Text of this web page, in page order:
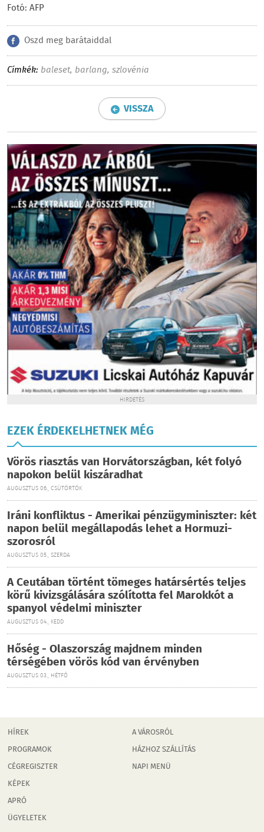
Fotó: AFP
Oszd meg barátaiddal
Címkék: baleset, barlang, szlovénia
VISSZA
HIRDETÉS
EZEK ÉRDEKELHETNEK MÉG
Vörös riasztás van Horvátországban, két folyó
napokon belül kiszáradhat
AUGUSZTUS 06., CSÜTÖRTÖK
Iráni konfliktus - Amerikai pénzügyminiszter: két
napon belül megállapodás lehet a Hormuzi-
szorosról
AUGUSZTUS 05., SZERDA
A Ceutában történt tömeges határsértés teljes
körű kivizsgálására szólította fel Marokkót a
spanyol védelmi miniszter
AUGUSZTUS 04., KEDD
Hőség - Olaszország majdnem minden
térségében vörös kód van érvényben
AUGUSZTUS 03., HÉTFŐ
HÍREK
PROGRAMOK
CÉGREGISZTER
KÉPEK
APRÓ
ÜGYELETEK
A VÁROSRÓL
HÁZHOZ SZÁLLÍTÁS
NAPI MENÜ